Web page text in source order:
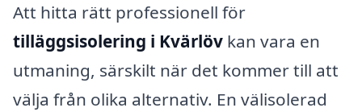
Att hitta rätt professionell för
tilläggsisolering i Kvärlöv kan vara en
utmaning, särskilt när det kommer till att
välja från olika alternativ. En välisolerad